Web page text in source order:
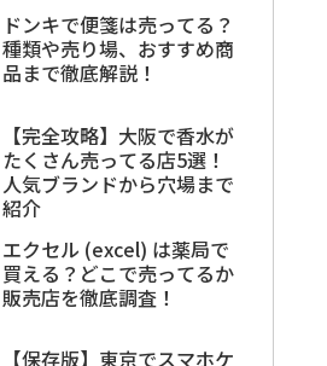
ドンキで便箋は売ってる？
種類や売り場、おすすめ商
品まで徹底解説！
【完全攻略】大阪で香水が
たくさん売ってる店5選！
人気ブランドから穴場まで
紹介
エクセル (excel) は薬局で
買える？どこで売ってるか
販売店を徹底調査！
【保存版】東京でスマホケ